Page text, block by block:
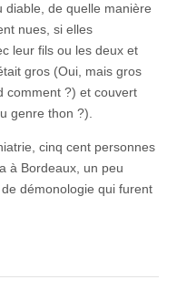
diable, de quelle manière
nues, si elles
leur fils ou les deux et
gros (Oui, mais gros
comment ?) et couvert
genre thon ?).
cinq cent personnes
à Bordeaux, un peu
démonologie qui furent